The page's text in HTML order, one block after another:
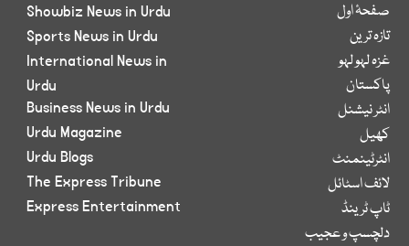
صفحۂ اول
تازہ ترین
غزہ لہو لہو
پاکستان
انٹر نیشنل
کھیل
انٹرٹینمنٹ
لائف اسٹائل
ٹاپ ٹرینڈ
دلچسپ و عجیب
Showbiz News in Urdu
Sports News in Urdu
International News in
Urdu
Business News in Urdu
Urdu Magazine
Urdu Blogs
The Express Tribune
Express Entertainment